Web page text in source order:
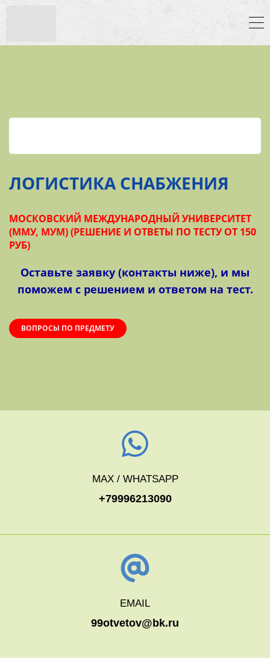
ЛОГИСТИКА СНАБЖЕНИЯ
МОСКОВСКИЙ МЕЖДУНАРОДНЫЙ УНИВЕРСИТЕТ
(ММУ, МУМ) (РЕШЕНИЕ И ОТВЕТЫ ПО ТЕСТУ ОТ 150
РУБ)
Оставьте заявку (контакты ниже), и мы
поможем с решением и ответом на тест.
ВОПРОСЫ ПО ПРЕДМЕТУ
MAX / WHATSAPP
+79996213090
EMAIL
99otvetov@bk.ru